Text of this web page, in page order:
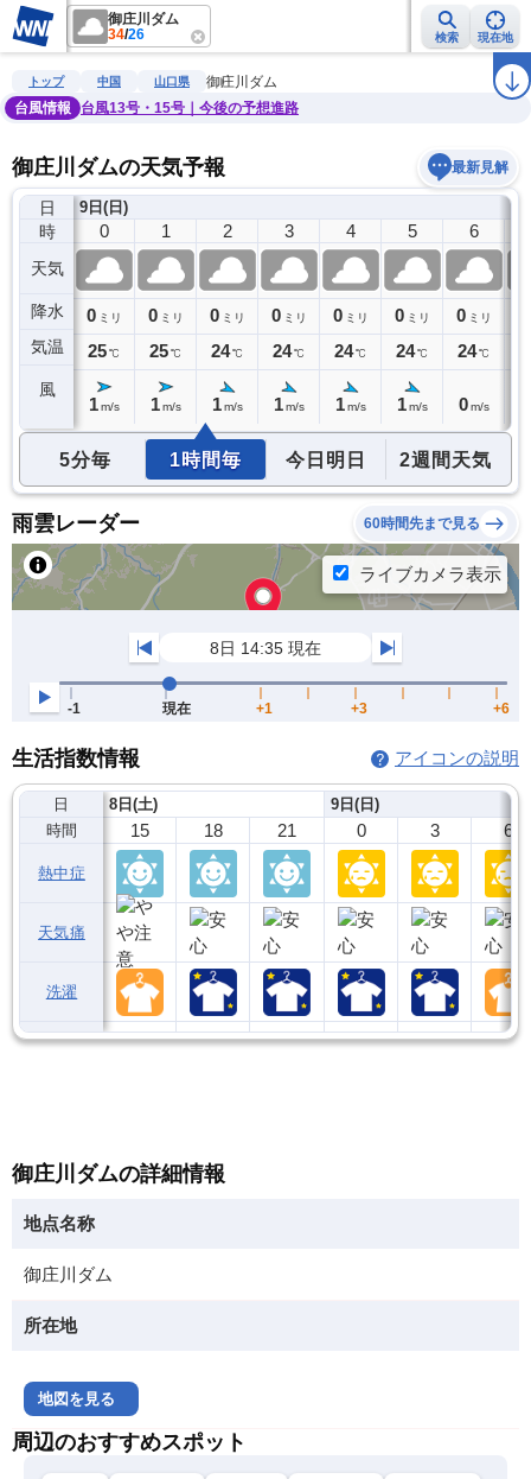
御庄川ダム
34/26 検索 現在地
雨雲レーダー 台風情報 地震情報 ラ
トップ 中国 山口県
御庄川ダム
台風情報
台風13号・15号｜今後の予想進路
御庄川ダムの天気予報 最新見解
日
時
天気
降水
気温
風
8日(土)
23
0ミリ
26℃
9日(日)
0
0 ミリ
25℃
1 m/s
1
0 ミリ
25℃
1 m/s
2
0 ミリ
24℃
1 m/s
3
0 ミリ
24℃
1 m/s
4
0 ミリ
24℃
1 m/s
5
0 ミリ
24℃
1 m/s
6
0 ミリ
24℃
0 m/s
5分毎 1時間毎 今日明日 2週間天気
雨雲レーダー 60時間先まで見る
生活指数情報 アイコンの説明
日
時間
熱中症
天気痛
洗濯
8日(土)
15 18 21
9日(日)
0 3 6
御庄川ダムの詳細情報
地点名称
御庄川ダム
所在地
地図を見る
周辺のおすすめスポット